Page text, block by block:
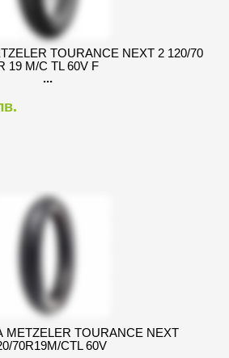
TOURANCE NEXT 2 120/70
19 M/C TL 60V F
TOURANCE NEXT
70R19M/CTL 60V